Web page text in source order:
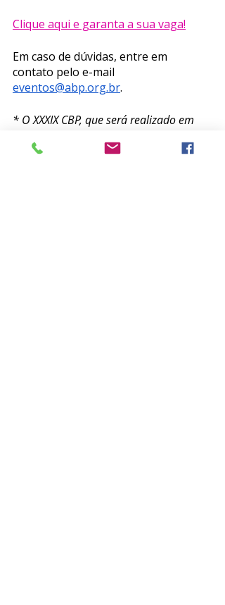
Clique aqui e garanta a sua vaga!
Em caso de dúvidas, entre em
contato pelo e-mail
eventos@abp.org.br.
* O XXXIX CBP, que será realizado em